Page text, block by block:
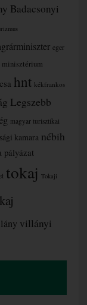
Badacsonyi
eger
minisztérium
hnt kékfrankos
Legszebb
magyar turisztikai
kamara nébih
pályázat
tokaj Tokaji
villányi